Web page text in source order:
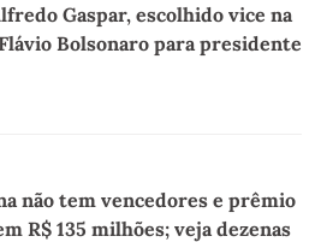
Gaspar, escolhido vice na
Bolsonaro para presidente
não tem vencedores e prêmio
R$ 135 milhões; veja dezenas